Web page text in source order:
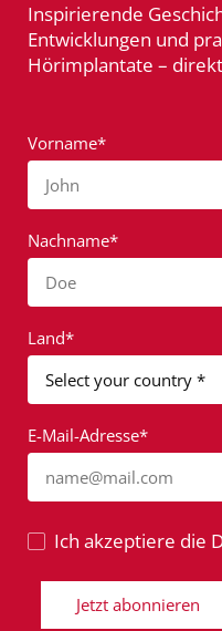
Inspirierende
Entwicklungen und
Hörimplantate –
Vorname*
John
Nachname*
Doe
Land*
E-Mail-Adresse*
name@mail.com
Ich akzeptiere die
Jetzt abonnieren